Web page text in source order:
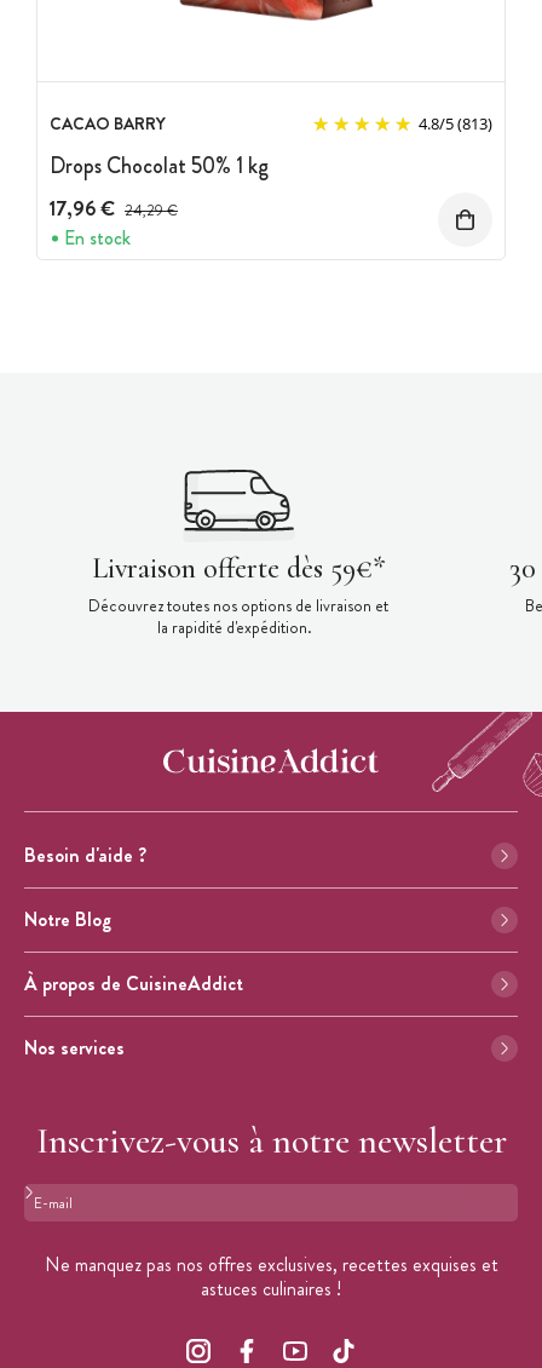
CACAO BARRY 4.8/5(813)
Drops Chocolat 50% 1 kg
17,96 € Prix avant réduction :
24,29 €
En stock
Livraison offerte dès 59€*
Découvrez toutes nos options de livraison et
la rapidité d'expédition.
Besoin d'aide ?
Notre Blog
À propos de CuisineAddict
Nos services
Inscrivez-vous à notre newsletter
Format : adresse@email.com
Ne manquez pas nos offres exclusives, recettes exquises et
astuces culinaires !